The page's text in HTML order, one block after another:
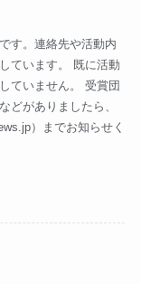
す。連絡先や活動内
ています。 既に活動
ていません。 受賞団
どがありましたら、
）までお知らせく